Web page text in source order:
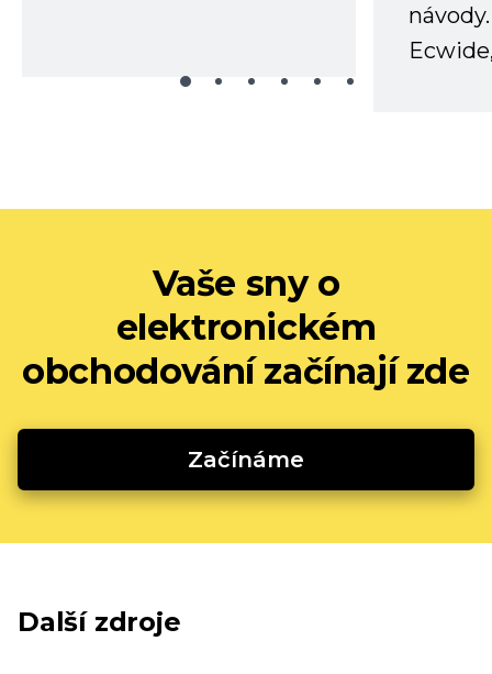
Vaše sny o
elektronickém
obchodování začínají zde
Začínáme
Další zdroje